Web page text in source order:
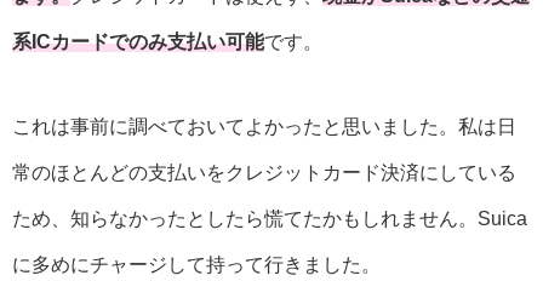
系ICカードでのみ支払い可能です。
これは事前に調べておいてよかったと思いました。私は日
常のほとんどの支払いをクレジットカード決済にしている
ため、知らなかったとしたら慌てたかもしれません。Suica
に多めにチャージして持って行きました。